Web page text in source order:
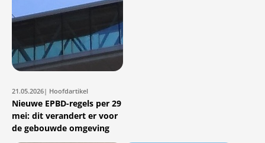
21.05.2026| Hoofdartikel
Nieuwe EPBD-regels per 29
mei: dit verandert er voor
de gebouwde omgeving